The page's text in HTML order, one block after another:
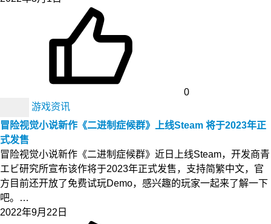
0
游戏资讯
冒险视觉小说新作《二进制症候群》上线Steam 将于2023年正
式发售
冒险视觉小说新作《二进制症候群》近日上线Steam，开发商青
エビ研究所宣布该作将于2023年正式发售，支持简繁中文，官
方目前还开放了免费试玩Demo，感兴趣的玩家一起来了解一下
吧。…
2022年9月22日